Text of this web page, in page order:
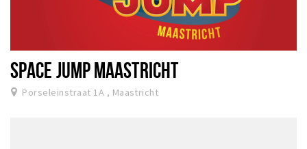
SPACE JUMP MAASTRICHT
Porseleinstraat 1A , Maastricht